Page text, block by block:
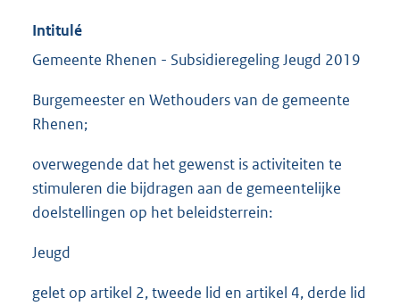
Intitulé
Gemeente Rhenen - Subsidieregeling Jeugd 2019
Burgemeester en Wethouders van de gemeente
Rhenen;
overwegende dat het gewenst is activiteiten te
stimuleren die bijdragen aan de gemeentelijke
doelstellingen op het beleidsterrein:
Jeugd
gelet op artikel 2, tweede lid en artikel 4, derde lid